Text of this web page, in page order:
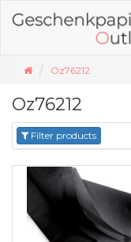
Oz76212
Oz76212
Filter products